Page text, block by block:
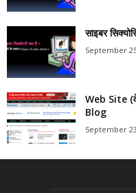
साइबर
September
Web Site
Blog
September